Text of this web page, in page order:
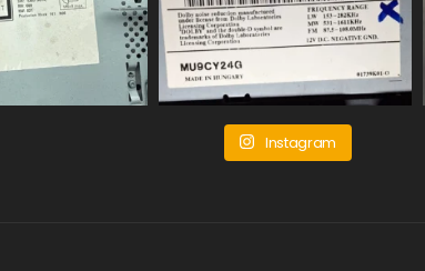
Instagram